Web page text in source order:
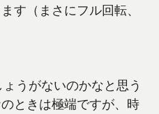
す（まさにフル回転、
うがないのかなと思う
ときは極端ですが、時